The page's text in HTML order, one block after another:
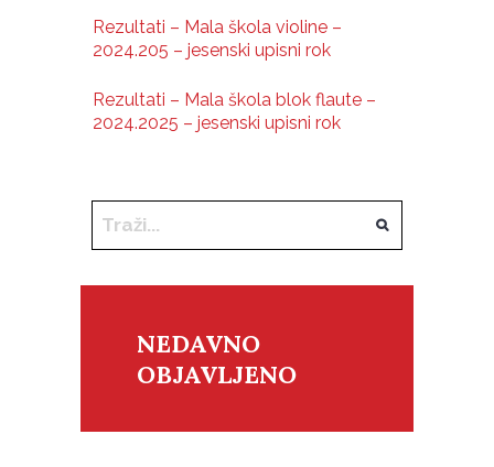
Rezultati – Mala škola violine –
2024.205 – jesenski upisni rok
Rezultati – Mala škola blok flaute –
2024.2025 – jesenski upisni rok
NEDAVNO
OBJAVLJENO